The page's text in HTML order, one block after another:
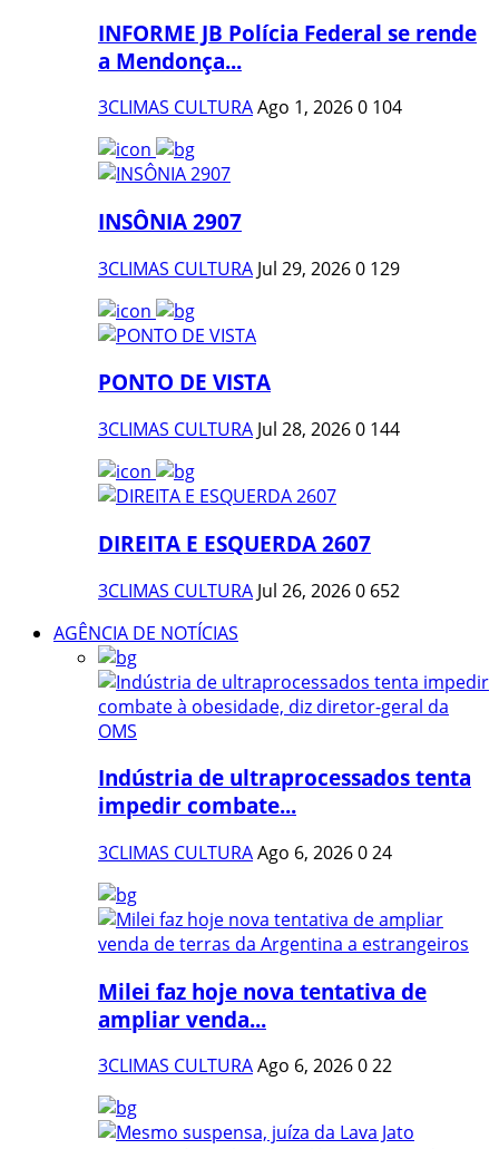
INFORME JB Polícia Federal se rende
a Mendonça...
3CLIMAS CULTURAAgo 1, 20260 104
INSÔNIA 2907
3CLIMAS CULTURA Jul 29, 20260 129
PONTO DE VISTA
3CLIMAS CULTURA Jul 28, 20260 144
DIREITA E ESQUERDA 2607
3CLIMAS CULTURA Jul 26, 20260 652
AGÊNCIA DE NOTÍCIAS
Indústria de ultraprocessados tenta
impedir combate...
3CLIMAS CULTURAAgo 6, 2026024
Milei faz hoje nova tentativa de
ampliar venda...
3CLIMAS CULTURAAgo 6, 2026022